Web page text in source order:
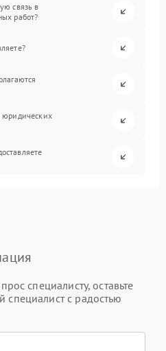
связь в
работ?
юридических
специалисту, оставьте
с радостью